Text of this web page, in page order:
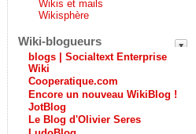
Wikis et mails
Wikisphère
Wiki-blogueurs
blogs | Socialtext Enterprise
Wiki
Cooperatique.com
Encore un nouveau WikiBlog !
JotBlog
Le Blog d'Olivier Seres